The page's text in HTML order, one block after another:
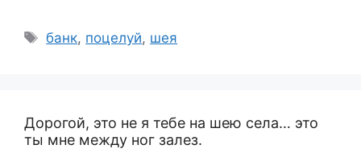
Метки
банк, поцелуй, шея
Дорогой, это не я тебе на шею села… это
ты мне между ног залез.